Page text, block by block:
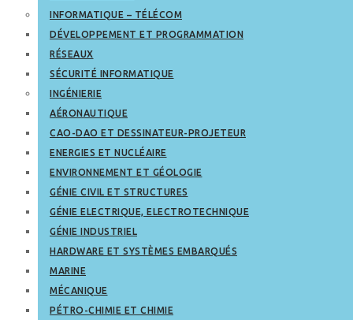
INFORMATIQUE – TÉLÉCOM
DÉVELOPPEMENT ET PROGRAMMATION
RÉSEAUX
SÉCURITÉ INFORMATIQUE
INGÉNIERIE
AÉRONAUTIQUE
CAO-DAO ET DESSINATEUR-PROJETEUR
ENERGIES ET NUCLÉAIRE
ENVIRONNEMENT ET GÉOLOGIE
GÉNIE CIVIL ET STRUCTURES
GÉNIE ELECTRIQUE, ELECTROTECHNIQUE
GÉNIE INDUSTRIEL
HARDWARE ET SYSTÈMES EMBARQUÉS
MARINE
MÉCANIQUE
PÉTRO-CHIMIE ET CHIMIE